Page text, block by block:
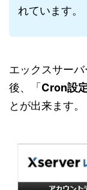
れています。
エックスサーバ
後、「 Cron設
とが出来ます。